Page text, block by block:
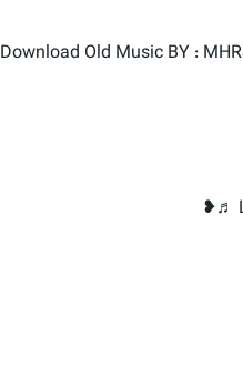
Download Old Music BY :